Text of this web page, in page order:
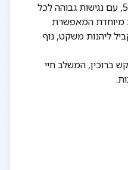
הישוב ממוקם בסמוך לכביש 5, עם נגישות גבוהה לכל
מיוחדת המאפשרת
ליהנות משקט, נוף
ברוכין, המשלב חיי